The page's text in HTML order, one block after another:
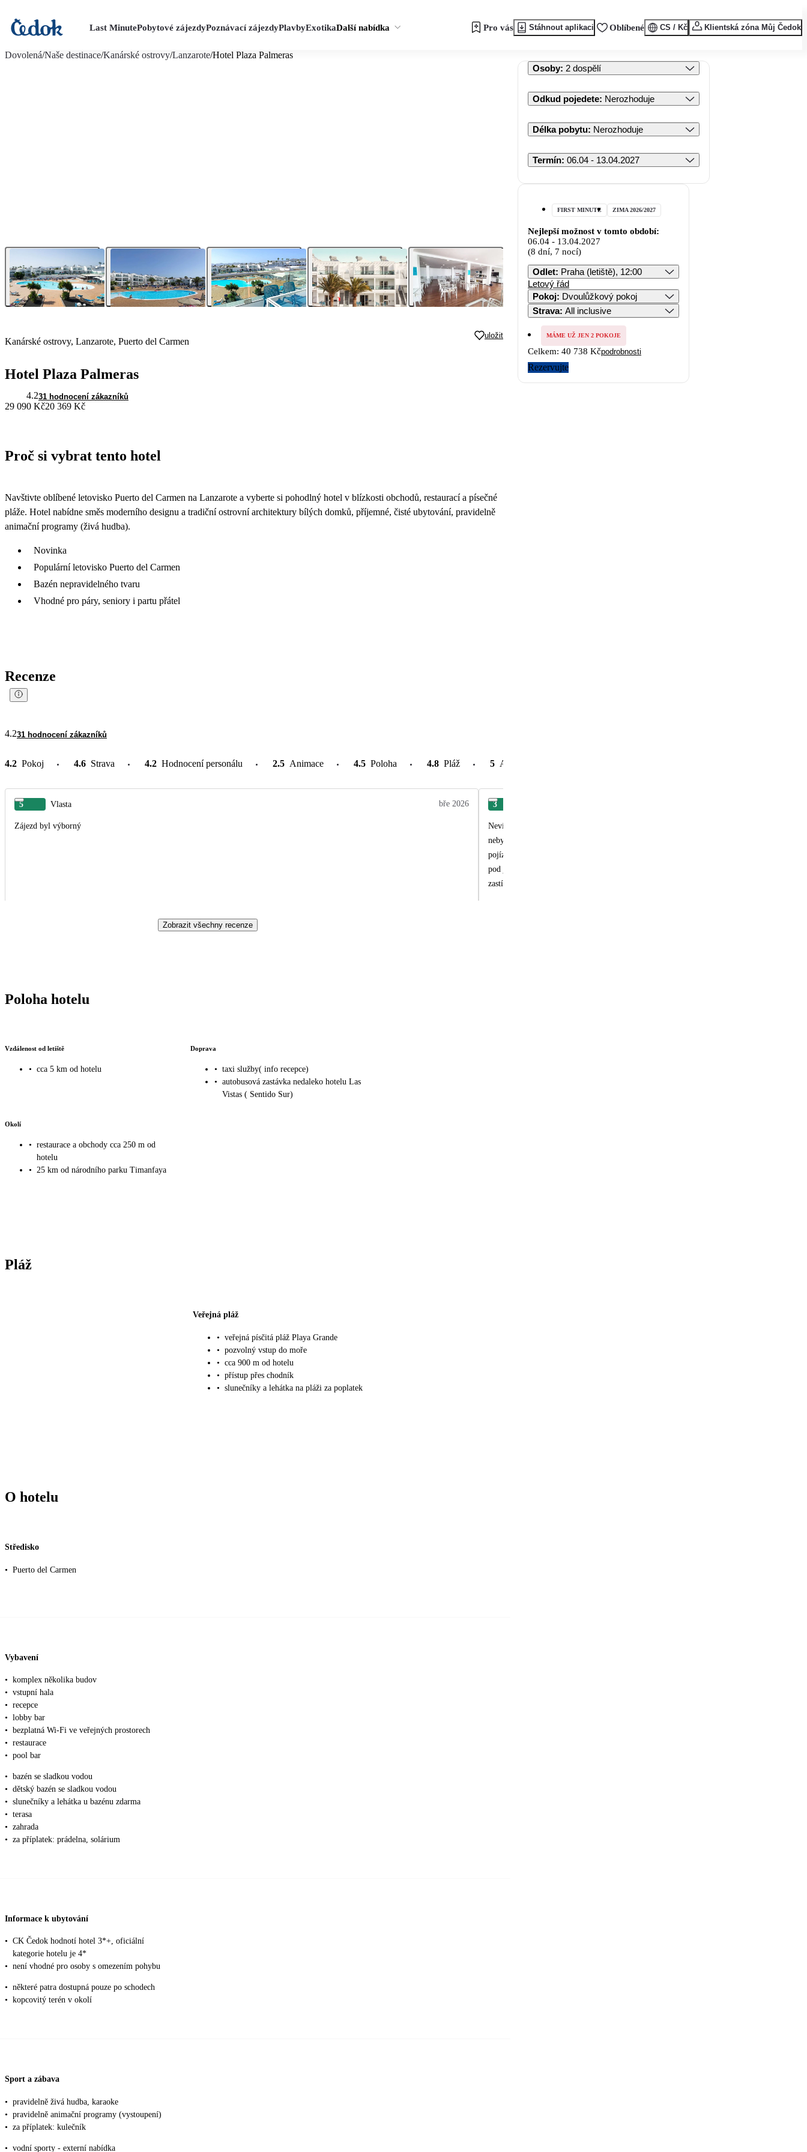
Last MinutePobytové zájezdyPoznávací zájezdyPlavbyExotikaDalší nabídka Pro vás Stáhnout aplikaci Oblíbené CS / Kč Klientská zóna Můj Čedok
Dovolená/Naše destinace/Kanárské ostrovy/Lanzarote/Hotel Plaza Palmeras
Kanárské ostrovy, Lanzarote, Puerto del Carmen
uložit
Hotel Plaza Palmeras
4.231 hodnocení zákazníků
29 090 Kč20 369 Kč
Proč si vybrat tento hotel
Navštivte oblíbené letovisko Puerto del Carmen na Lanzarote a vyberte si pohodlný hotel v blízkosti obchodů, restaurací a písečné
pláže. Hotel nabídne směs moderního designu a tradiční ostrovní architektury bílých domků, příjemné, čisté ubytování, pravidelně
animační programy (živá hudba).
Novinka
Populární letovisko Puerto del Carmen
Bazén nepravidelného tvaru
Vhodné pro páry, seniory i partu přátel
Recenze
4.231 hodnocení zákazníků
4.2 Pokoj 4.6 Strava 4.2 Hodnocení personálu 2.5 Animace 4.5 Poloha 4.8 Pláž 5 Atrakce v okolí
5 Vlasta bře 2026
Zájezd byl výborný
3
Nevím zda toto hodnocení někdo čte,ale vzhledem ke snížené ceně zájezdu "last minute"
nebyly,delegáta jsem nepotřeboval....ale jedna nepříjemnost byla.Při příletu na Lanzarote v
pojízdná stanoviště s dobře viditelným logem.Bohužel ,Čedok má na tomto místě pevný
pod jiným logem!! Logo Čedoku na tomto místě stálo na pultu u kterého se mačkalo cca
zastínili.Protože jsme vystupovali mezi posledními bylo velmi obtížné zásupce CK
Zobrazit všechny recenze
Poloha hotelu
Vzdálenost od letiště
• cca 5 km od hotelu
Doprava
• taxi služby( info recepce)
• autobusová zastávka nedaleko hotelu Las
Vistas ( Sentido Sur)
Okolí
• restaurace a obchody cca 250 m od
hotelu
• 25 km od národního parku Timanfaya
Pláž
Veřejná pláž
• veřejná písčitá pláž Playa Grande
• pozvolný vstup do moře
• cca 900 m od hotelu
• přístup přes chodník
• slunečníky a lehátka na pláži za poplatek
O hotelu
Středisko
• Puerto del Carmen
Vybavení
• komplex několika budov
• vstupní hala
• recepce
• lobby bar
• bezplatná Wi-Fi ve veřejných prostorech
• restaurace
• pool bar
• bazén se sladkou vodou
• dětský bazén se sladkou vodou
• slunečníky a lehátka u bazénu zdarma
• terasa
• zahrada
• za příplatek: prádelna, solárium
Informace k ubytování
• CK Čedok hodnotí hotel 3*+, oficiální
kategorie hotelu je 4*
• není vhodné pro osoby s omezením pohybu
• některé patra dostupná pouze po schodech
• kopcovitý terén v okolí
Sport a zábava
• pravidelně živá hudba, karaoke
• pravidelně animační programy (vystoupení)
• za příplatek: kulečník
• vodní sporty - externí nabídka
Osoby: 2 dospělí
Odkud pojedete: Nerozhoduje
Délka pobytu: Nerozhoduje
Termín: 06.04 - 13.04.2027
FIRST MINUTE ZIMA 2026/2027
Nejlepší možnost v tomto období:
06.04 - 13.04.2027
(8 dní, 7 nocí)
Odlet: Praha (letiště), 12:00
Letový řád
Pokoj: Dvoulůžkový pokoj
Strava: All inclusive
MÁME UŽ JEN 2 POKOJE
Celkem: 40 738 Kčpodrobnosti
Rezervujte